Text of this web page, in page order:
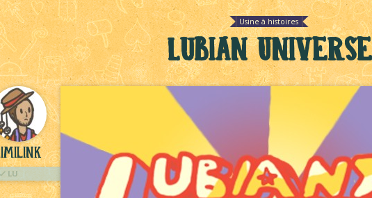
Usine à histoires
Lubian Universe
LU